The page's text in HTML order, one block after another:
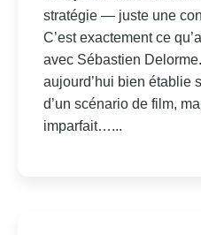
stratégie — juste une
C’est exactement ce
avec Sébastien
aujourd’hui bien établie
d’un scénario de film,
imparfait…...